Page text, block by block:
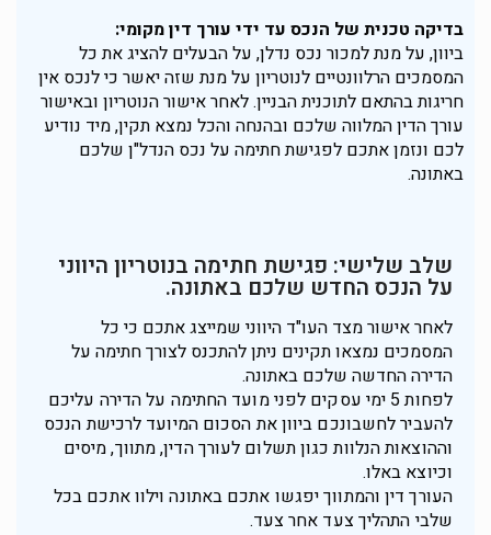
בדיקה טכנית של הנכס עד ידי עורך דין מקומי:
ביוון, על מנת למכור נכס נדלן, על הבעלים להציג את כל
המסמכים הרלוונטיים לנוטריון על מנת שזה יאשר כי לנכס אין
חריגות בהתאם לתוכנית הבניין. לאחר אישור הנוטריון ובאישור
עורך הדין המלווה שלכם ובהנחה והכל נמצא תקין, מיד נודיע
לכם ונזמן אתכם לפגישת חתימה על נכס הנדל"ן שלכם
באתונה.
שלב שלישי: פגישת חתימה בנוטריון היווני
על הנכס החדש שלכם באתונה.
לאחר אישור מצד העו"ד היווני שמייצג אתכם כי כל
המסמכים נמצאו תקינים ניתן להתכנס לצורך חתימה על
הדירה החדשה שלכם באתונה.
לפחות 5 ימי עסקים לפני מועד החתימה על הדירה עליכם
להעביר לחשבונכם ביוון את הסכום המיועד לרכישת הנכס
וההוצאות הנלוות כגון תשלום לעורך הדין, מתווך, מיסים
וכיוצא באלו.
העורך דין והמתווך יפגשו אתכם באתונה וילוו אתכם בכל
שלבי התהליך צעד אחר צעד.